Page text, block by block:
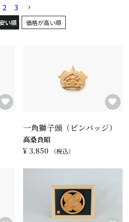
い順 価格が高い順
2 3
一角獅子頭（ピンバッジ）
¥ 3,850 税込
高桑良昭